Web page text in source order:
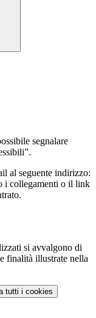
segnalare
al seguente indirizzo:
i collegamenti o il link
si avvalgono di
finalità illustrate nella
tutti i cookies